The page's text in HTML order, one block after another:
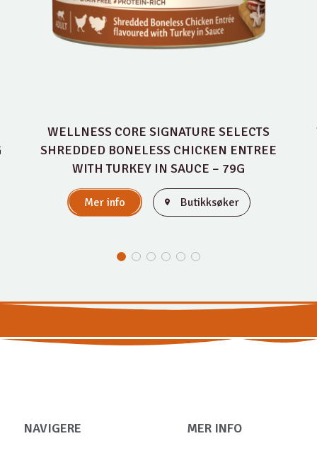
WELLNESS CORE SIGNATURE SELECTS
SHREDDED BONELESS CHICKEN ENTREE
WITH TURKEY IN SAUCE – 79G
Mer info Butikksøker
NAVIGERE MER INFO